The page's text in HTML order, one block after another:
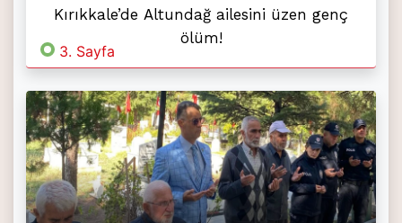
Kırıkkale’de Altundağ ailesini üzen genç
ölüm!
3. Sayfa